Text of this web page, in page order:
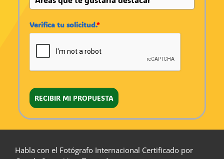
Verifica tu solicitud.*
RECIBIR MI PROPUESTA
Habla con el Fotógrafo Internacional Certificado por